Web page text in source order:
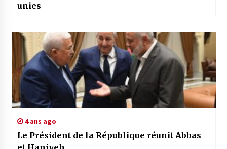
unies
4 ans ago
Le Président de la République réunit Abbas